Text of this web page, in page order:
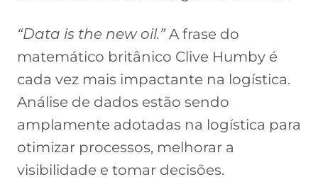
“Data is the new oil.”A frase do
matemático britânico Clive Humby é
cada vez mais impactante na logística.
Análise de dados estão sendo
amplamente adotadas na logística para
otimizar processos, melhorar a
visibilidade e tomar decisões.